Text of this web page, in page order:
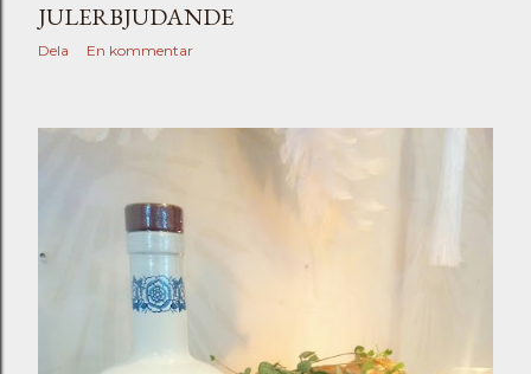
JULERBJUDANDE
Dela En kommentar